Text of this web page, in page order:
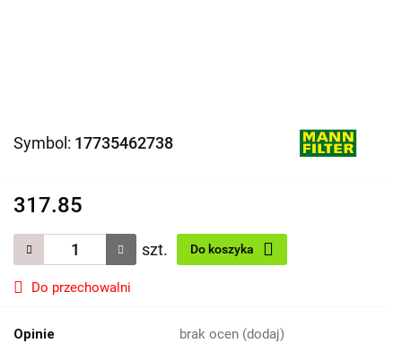
Symbol: 17735462738
317.85
szt. Do koszyka
Do przechowalni
Opinie brak ocen (dodaj)